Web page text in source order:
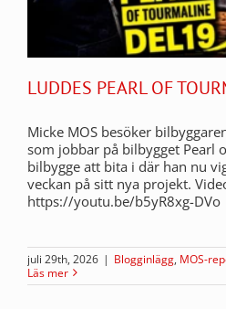
LUDDES PEARL OF
Micke MOS besöker
som jobbar på bilbygget Pearl
bilbygge att bita i där han nu
veckan på sitt nya projekt.
https://youtu.be/b5yR8xg-DVo
juli 29th, 2026 | Blogginlägg, MOS-
Läs mer